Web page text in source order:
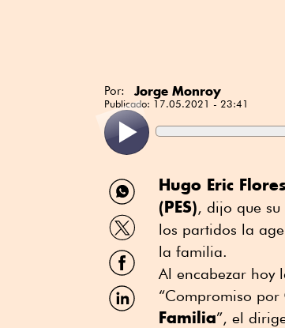
Por: Jorge Monroy
Publicado: 17.05.2021 - 23:41
Compartir
por
WhatsApp
Compartir
por
Twitter
Compartir
por
Facebook
Compartir
por
Hugo Eric Flores
(PES), dijo que
los partidos la
la familia.
Al encabezar hoy
“Compromiso por
Familia”, el